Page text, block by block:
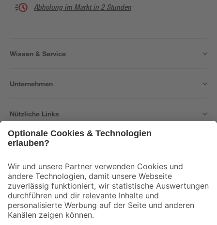
Abholung im Markt in 2 Stunden
Wissen & Service
Unternehmen
Nützliche Links
Der toom Newsletter: Keine Angebote und Aktionen mehr verpassen!
Zur Newsletter Anmeldung
Folge uns